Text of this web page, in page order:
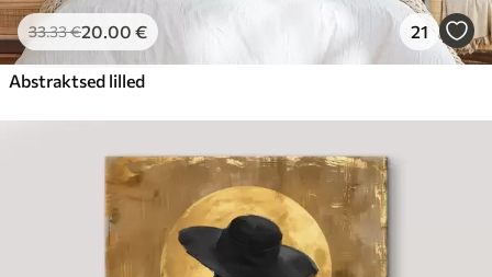
33.33€20.00 € 21
Abstraktsed lilled